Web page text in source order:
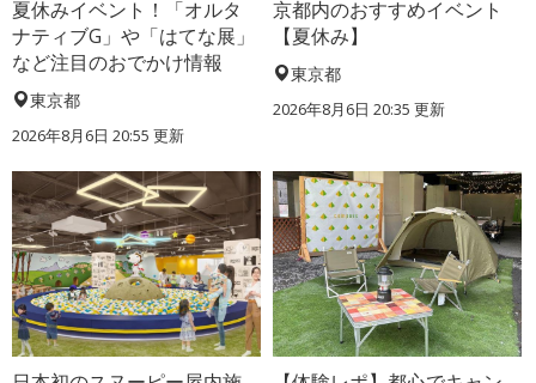
夏休みイベント！「オルタ
ナティブG」や「はてな展」
など注目のおでかけ情報
東京都
2026年8月6日 20:55 更新
京都内のおすすめイベント
【夏休み】
東京都
2026年8月6日 20:35 更新